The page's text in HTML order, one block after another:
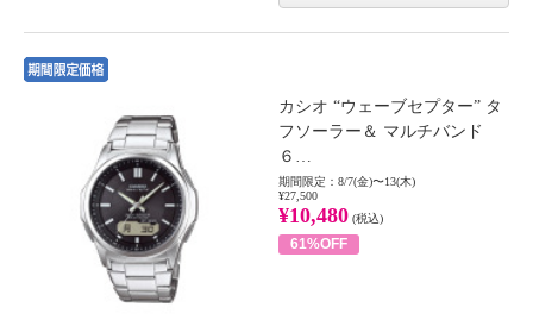
カシオ “ウェーブセプター” タ
フソーラー＆ マルチバンド
６…
期間限定：8/7(金)〜13(木)
¥27,500
¥10,480 (税込)
61%OFF